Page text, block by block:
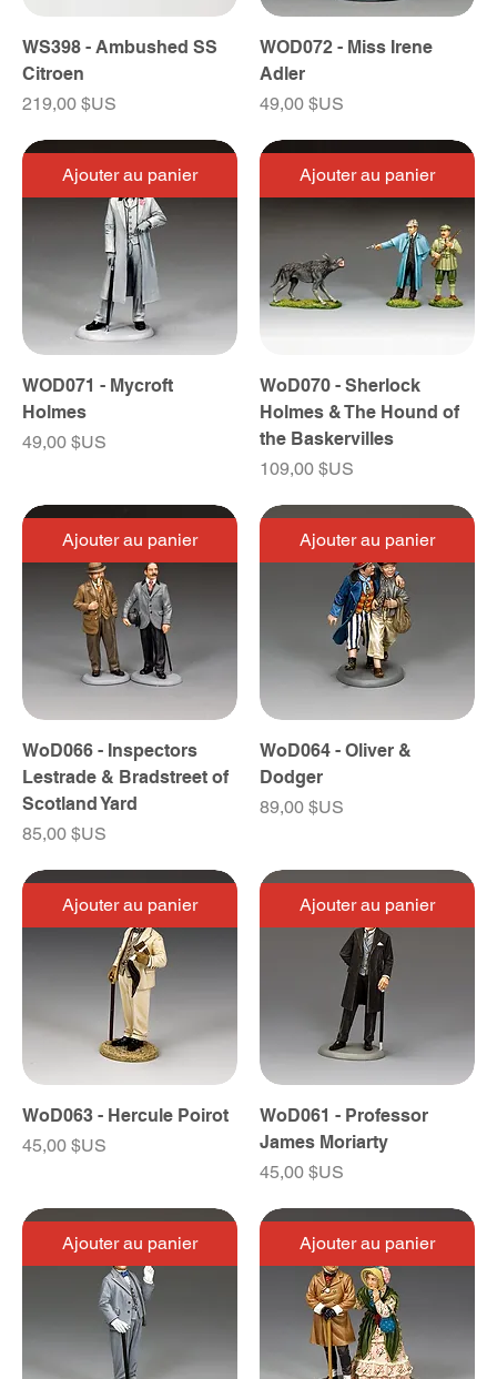
WS398 - Ambushed SS
Citroen
Prix
219,00 $US
WOD072 - Miss Irene
Adler
Prix
49,00 $US
Ajouter au panier
WOD071 - Mycroft
Holmes
Prix
49,00 $US
Ajouter au panier
WoD070 - Sherlock
Holmes & The Hound of
the Baskervilles
Prix
109,00 $US
Ajouter au panier
WoD066 - Inspectors
Lestrade & Bradstreet of
Scotland Yard
Prix
85,00 $US
Ajouter au panier
WoD064 - Oliver &
Dodger
Prix
89,00 $US
Ajouter au panier
WoD063 - Hercule Poirot
Prix
45,00 $US
Ajouter au panier
WoD061 - Professor
James Moriarty
Prix
45,00 $US
Ajouter au panier Ajouter au panier